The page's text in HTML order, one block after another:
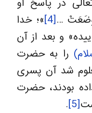
وَضَعَتْ …[4] »؛ خدا
و بعد از آن
را به حضرت
شد آن پسرى
بودند، حضرت
[5]
.